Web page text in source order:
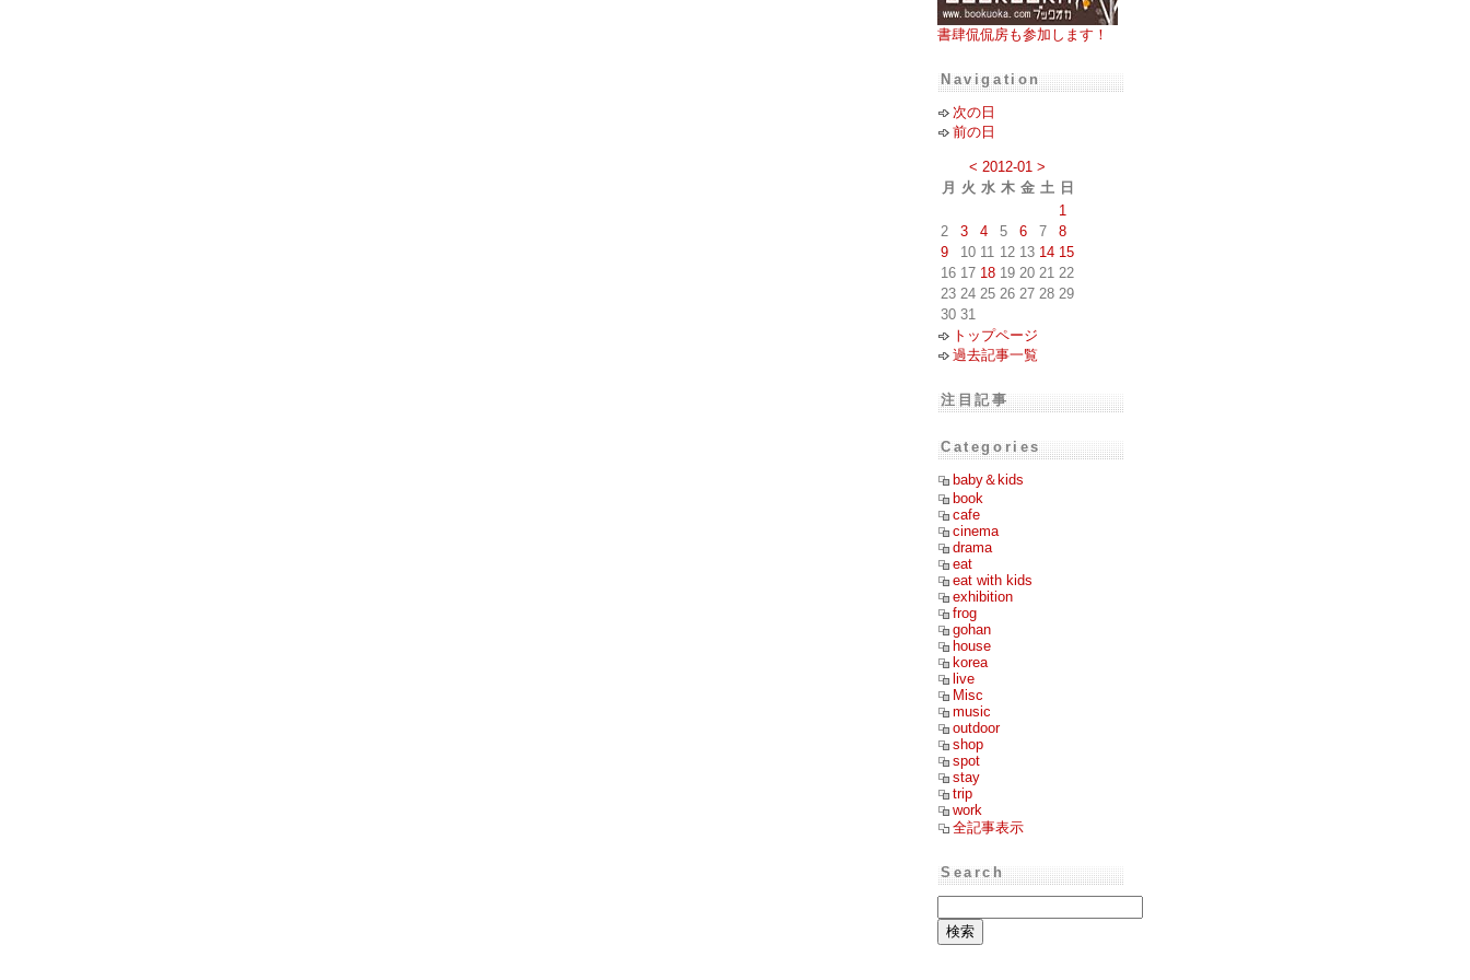
書肆侃侃房も参加します！
Navigation
次の日
前の日
< 2012-01 >
月
火 水 木 金 土 日
1
2
3 4 5 6 7
8
9
10 11 12 13 14 15
16 17 18 19 20 21 22
23 24 25 26 27 28 29
30 31
トップページ
過去記事一覧
注目記事
Categories
baby＆kids
book
cafe
cinema
drama
eat
eat with kids
exhibition
frog
gohan
house
korea
live
Misc
music
outdoor
shop
spot
stay
trip
work
全記事表示
Search